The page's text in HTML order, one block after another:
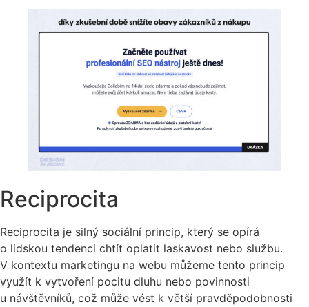
Reciprocita
Reciprocita je silný sociální princip, který se opírá
o lidskou tendenci chtít oplatit laskavost nebo službu.
V kontextu marketingu na webu můžeme tento princip
využít k vytvoření pocitu dluhu nebo povinnosti
u návštěvníků, což může vést k větší pravděpodobnosti